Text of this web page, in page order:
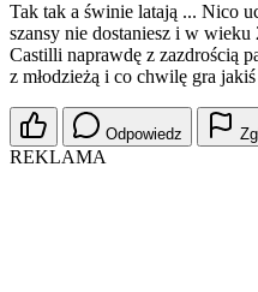
Tak tak a świnie latają ... Nico
szansy nie dostaniesz i w
Castilli naprawdę z zazdrością
z młodzieżą i co chwilę gra jakiś
Odpowiedz
REKLAMA